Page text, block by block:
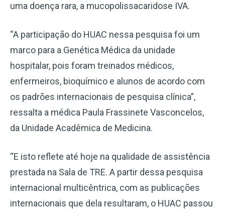
uma doença rara, a mucopolissacaridose IVA.
“A participação do HUAC nessa pesquisa foi um
marco para a Genética Médica da unidade
hospitalar, pois foram treinados médicos,
enfermeiros, bioquímico e alunos de acordo com
os padrões internacionais de pesquisa clínica”,
ressalta a médica Paula Frassinete Vasconcelos,
da Unidade Acadêmica de Medicina.
“E isto reflete até hoje na qualidade de assistência
prestada na Sala de TRE. A partir dessa pesquisa
internacional multicêntrica, com as publicações
internacionais que dela resultaram, o HUAC passou